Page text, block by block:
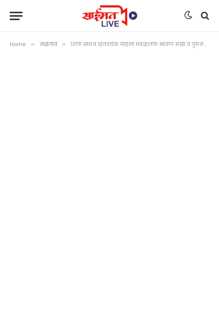
Home » जळगाव » शिंपी समाज हितवर्धक महिला मंडळातर्फे श्रावण सखी व गुरुजनांचा सत्कार